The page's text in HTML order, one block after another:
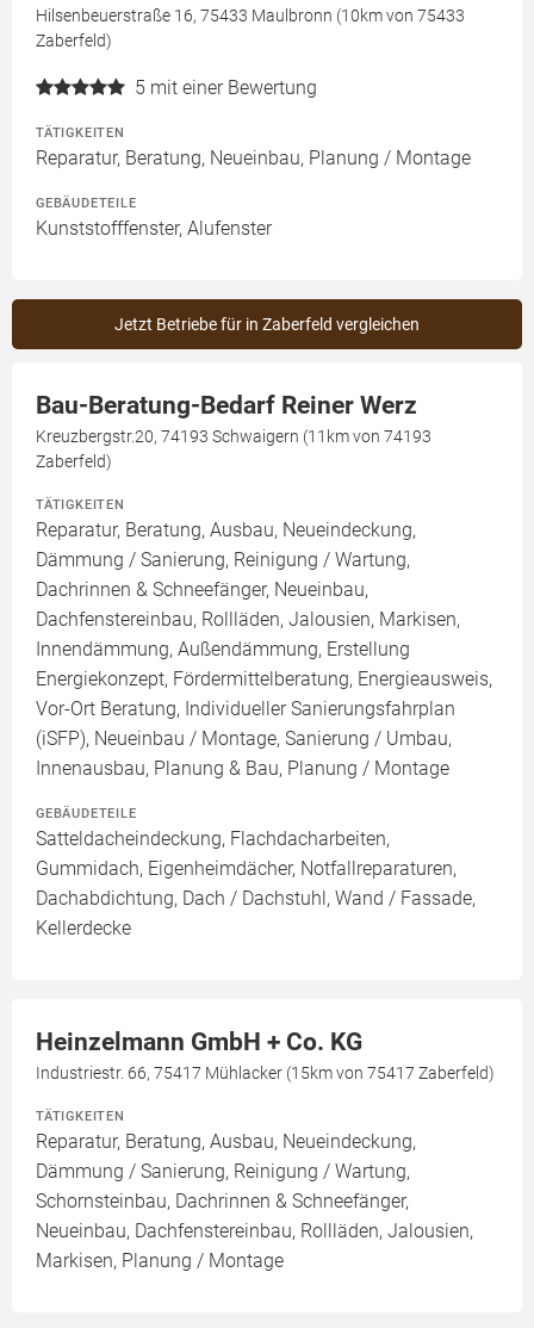
Hilsenbeuerstraße 16, 75433 Maulbronn (10km von 75433
Zaberfeld)
5 mit einer Bewertung
TÄTIGKEITEN
Reparatur, Beratung, Neueinbau, Planung / Montage
GEBÄUDETEILE
Kunststofffenster, Alufenster
Jetzt Betriebe für in Zaberfeld vergleichen
Bau-Beratung-Bedarf Reiner Werz
Kreuzbergstr.20, 74193 Schwaigern (11km von 74193
Zaberfeld)
TÄTIGKEITEN
Reparatur, Beratung, Ausbau, Neueindeckung,
Dämmung / Sanierung, Reinigung / Wartung,
Dachrinnen & Schneefänger, Neueinbau,
Dachfenstereinbau, Rollläden, Jalousien, Markisen,
Innendämmung, Außendämmung, Erstellung
Energiekonzept, Fördermittelberatung, Energieausweis,
Vor-Ort Beratung, Individueller Sanierungsfahrplan
(iSFP), Neueinbau / Montage, Sanierung / Umbau,
Innenausbau, Planung & Bau, Planung / Montage
GEBÄUDETEILE
Satteldacheindeckung, Flachdacharbeiten,
Gummidach, Eigenheimdächer, Notfallreparaturen,
Dachabdichtung, Dach / Dachstuhl, Wand / Fassade,
Kellerdecke
Heinzelmann GmbH + Co. KG
Industriestr. 66, 75417 Mühlacker (15km von 75417 Zaberfeld)
TÄTIGKEITEN
Reparatur, Beratung, Ausbau, Neueindeckung,
Dämmung / Sanierung, Reinigung / Wartung,
Schornsteinbau, Dachrinnen & Schneefänger,
Neueinbau, Dachfenstereinbau, Rollläden, Jalousien,
Markisen, Planung / Montage